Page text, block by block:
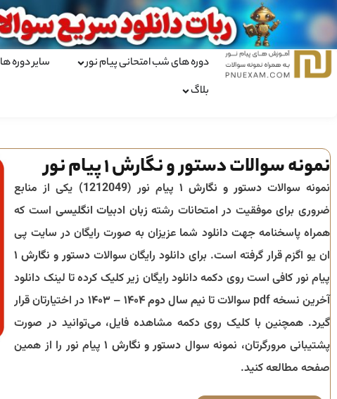
دوره های شب امتحانی پیام نور سایر دوره ها
بلاگ
نمونه سوالات دستور و نگارش 1 پیام نور
نمونه سوالاتدستور و نگارش ۱ پیام نور (1212049) یکی از منابع
ضروری برای موفقیت در امتحانات رشته زبان ادبیات انگلیسی است که
همراه پاسخنامه جهت دانلود شما عزیزان به صورت رایگان در سایت پی
ان یو اگزم قرار گرفته است. برای دانلود رایگان سوالاتدستور و نگارش ۱
پیام نور کافی است روی دکمه دانلود رایگان زیر کلیک کرده تا لینک دانلود
آخرین نسخه pdf سوالات تا
نیم سال دوم ۱۴۰۴ – ۱۴۰۳
در اختیارتان قرار
گیرد. همچنین با کلیک روی دکمه مشاهده فایل، می‌توانید در صورت
پشتیبانی مرورگرتان، نمونه سوال دستور و نگارش ۱ پیام نور را از همین
صفحه مطالعه کنید.